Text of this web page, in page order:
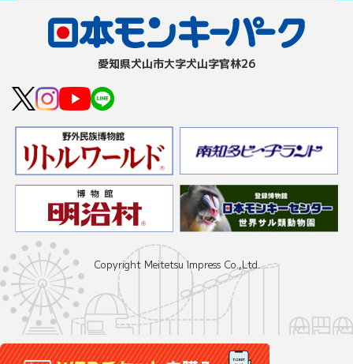
愛知県⽝⼭市⼤字⽝⼭字官林26
Copyright Meitetsu Impress Co.,Ltd.